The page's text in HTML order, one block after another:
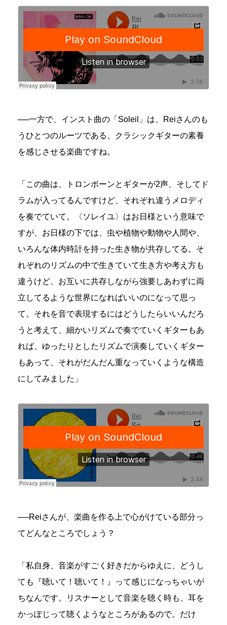
──一方で、インスト曲の「Soleil」は、Reiさんのも
うひとつのルーツである、クラシックギターの素養
を感じさせる楽曲ですね。
「この曲は、トロンボーンとギターが2声、そしてド
ラムが入ってるんですけど、それぞれ違うメロディ
を奏でていて。〈ソレイユ〉はお日様という意味で
すが、お日様の下では、虫や植物や動物や人間や、
いろんな体内時計を持った生き物が共存してる。そ
れぞれのリズムの中で生きていて生き方や考え方も
違うけど、お互いに共存しながら強要しあわずに両
立してるような世界になればいいのになって思っ
て。それを音で表現するにはどうしたらいいんだろ
うと考えて、細かいリズムで奏でていくギターもあ
れば、ゆったりとしたリズムで演奏していくギター
もあって、それがだんだん重なっていくような構造
にしてみました」
──Reiさんが、楽曲を作る上で心がけている部分っ
てどんなところでしょう？
「私自身、音楽がすごく好きだからゆえに、どうし
ても『聴いて！聴いて！』って感じになっちゃいが
ちなんです。リスナーとして音楽を聴く時も、耳を
かっぽじって聴くようなところがあるので。だけ